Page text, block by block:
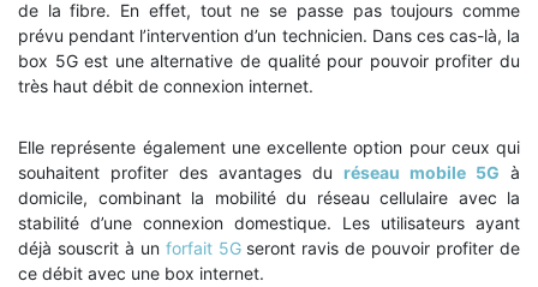
de la fibre. En effet, tout ne se passe pas toujours comme
prévu pendant l’intervention d’un technicien. Dans ces cas-là, la
box 5G est une alternative de qualité pour pouvoir profiter du
très haut débit de connexion internet.
Elle représente également une excellente option pour ceux qui
souhaitent profiter des avantages du réseau mobile 5G à
domicile, combinant la mobilité du réseau cellulaire avec la
stabilité d’une connexion domestique. Les utilisateurs ayant
déjà souscrit à un forfait 5Gseront ravis de pouvoir profiter de
ce débit avec une box internet.